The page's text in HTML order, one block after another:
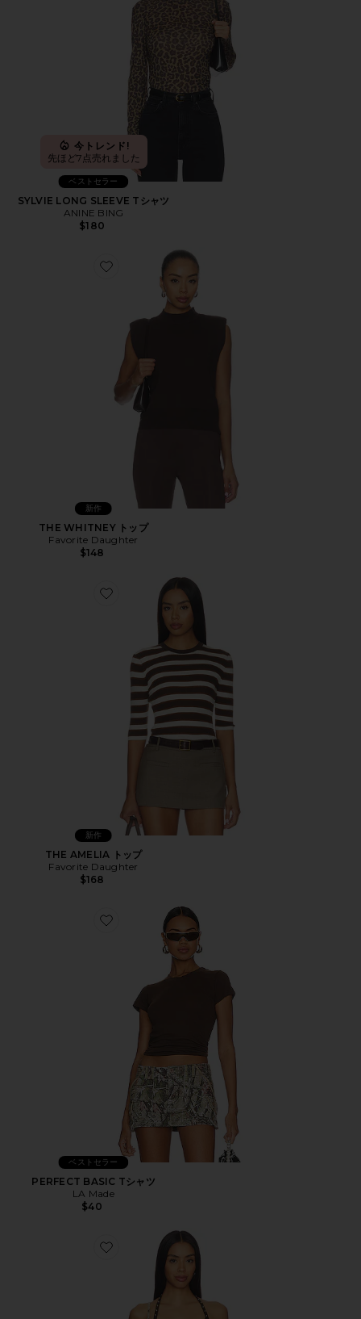
今トレンド!
先ほど7点売れました
ベストセラー
SYLVIE LONG SLEEVE Tシャツ
ANINE BING
$180
Favorite THE WHITNEY トップ
新作
THE WHITNEY トップ
Favorite Daughter
$148
Favorite THE AMELIA トップ
新作
THE AMELIA トップ
Favorite Daughter
$168
Favorite PERFECT BASIC Tシャツ
ベストセラー
PERFECT BASIC Tシャツ
LA Made
$40
Favorite MELISA トップ